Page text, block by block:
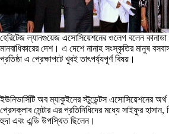
হেরিটেজ ল্যানগুয়েজ এসোসিয়েশনের ওলেগ বলেন
মানবাধিকারের দেশ। এ দেশে নানাহ সংস্কৃতির মানুষ
প্রতিষ্ঠা এ প্রেক্ষাপটে খুবই তাৎপর্য্যপূর্ণ বিষয়।
ইউনিভার্সিটি অব ম্যাকুইনের স্টুডেন্টস এসোসিয়েশনের
প্রেসক্লাব সেন্টার এর প্রতিনিধিদের মধ্যে সাইফুর হাসান,
হুদা এবং এন্ডি উপস্থিত ছিলেন।